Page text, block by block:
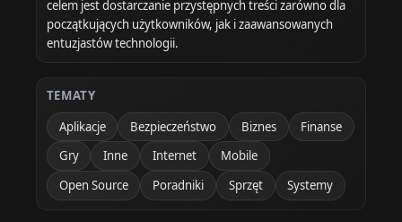
celem jest dostarczanie przystępnych treści zarówno dla
początkujących użytkowników, jak i zaawansowanych
entuzjastów technologii.
TEMATY
Aplikacje
Bezpieczeństwo Biznes
Finanse
Gry
Inne Internet
Mobile
Open Source
Poradniki Sprzęt Systemy